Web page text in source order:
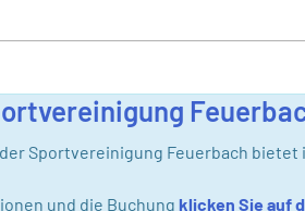
Sportvereinigung Feuerbach bietet
und die Buchung klicken Sie auf